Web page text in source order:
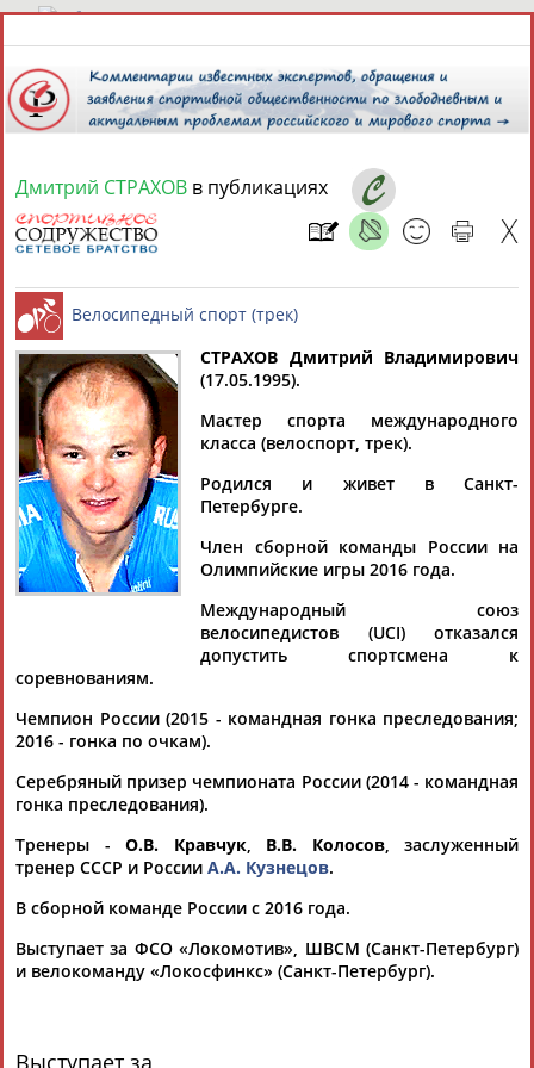
7 августа 2026 года,01:11
1персона
Дмитрий
СТРАХОВ
Ваш запрос: "Дмитрий СТРАХОВ"
Документы 1-10 из 30 найденных уникальных документов
1 2 3
Велоспорт (шоссе). Чемпионат мира 2021. Групповая гонка.
Мужчины (прямая видеотрансляция)
...мира 2021 выступают Сергей Чернецкий, Артем Ныч,
Дмитрий Страхов, Денис Некрасов, Игорь Боев, Петр
(Проект:Информационное агентство СТАДИОН)
26.09.2021
Велоспорт (шоссе). Чемпионат мира 2021. Гонка с
раздельным стартом. Смешанные команды (прямая
видеотрансляция)
...(RCF)) в гонке выступят Сергей Чернецкий, Артем Ныч,
Дмитрий
Страхов, Денис Некрасов, Игорь Боев, Петр
Рикунов,...
(Проект:Информационное агентство СТАДИОН)
Дмитрий СТРАХОВ в публикациях
Велосипедный спорт (трек)
СТРАХОВ Дмитрий Владимирович
(17.05.1995).
Мастер спорта международного
класса (велоспорт, трек).
Родился и живет в Санкт-
Петербурге.
Член сборной команды России на
Олимпийские игры 2016 года.
Международный союз
велосипедистов (UCI) отказался
допустить спортсмена к
соревнованиям.
Чемпион России (2015 - командная гонка преследования;
2016 - гонка по очкам).
Серебряный призер чемпионата России (2014 - командная
гонка преследования).
Тренеры - О.В. Кравчук, В.В. Колосов, заслуженный
тренер СССР и России А.А. Кузнецов.
В сборной команде России с 2016 года.
Выступает за ФСО «Локомотив», ШВСМ (Санкт-Петербург)
и велокоманду «Локосфинкс» (Санкт-Петербург).